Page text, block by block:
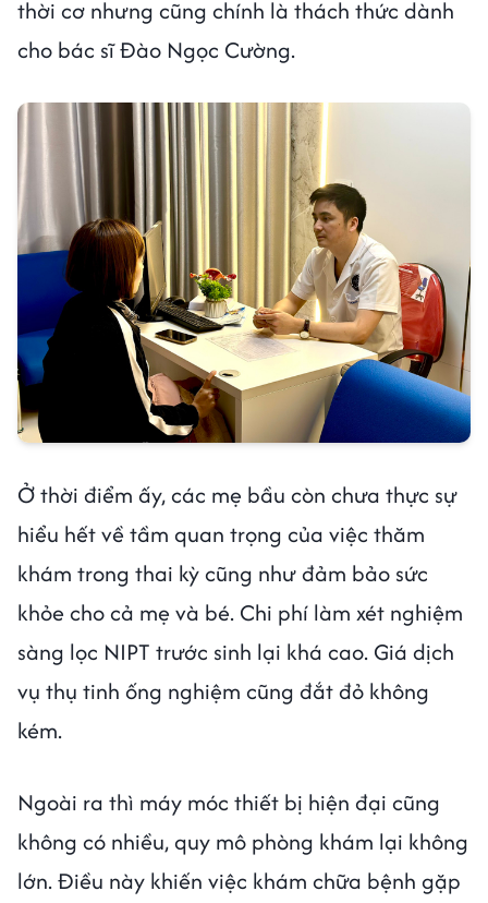
thời cơ nhưng cũng chính là thách thức dành
cho bác sĩ Đào Ngọc Cường.
Ở thời điểm ấy, các mẹ bầu còn chưa thực sự
hiểu hết về tầm quan trọng của việc thăm
khám trong thai kỳ cũng như đảm bảo sức
khỏe cho cả mẹ và bé. Chi phí làm xét nghiệm
sàng lọc NIPT trước sinh lại khá cao. Giá dịch
vụ thụ tinh ống nghiệm cũng đắt đỏ không
kém.
Ngoài ra thì máy móc thiết bị hiện đại cũng
không có nhiều, quy mô phòng khám lại không
lớn. Điều này khiến việc khám chữa bệnh gặp